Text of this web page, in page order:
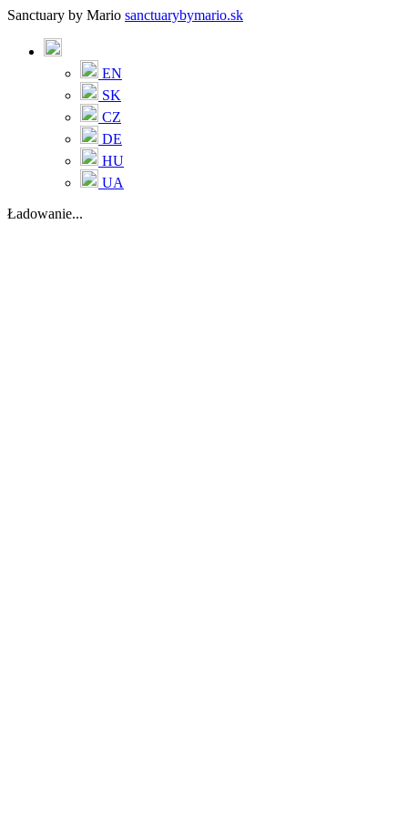
Sanctuary by Mario sanctuarybymario.sk
EN
SK
CZ
DE
HU
UA
Ładowanie...